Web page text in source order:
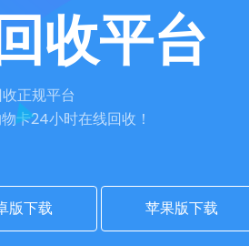
收平台
正规平台
卡24小时在线回收！
版下载 苹果版下载